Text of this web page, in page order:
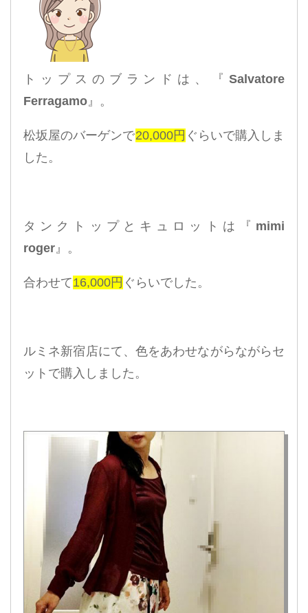
トップスのブランドは、『 Salvatore
Ferragamo』。
松坂屋のバーゲンで20,000円 ぐらいで購入しま
した。
タンクトップとキュロットは『 mimi
roger』。
合わせて16,000円 ぐらいでした。
ルミネ新宿店にて、色をあわせながらながらセ
ットで購入しました。